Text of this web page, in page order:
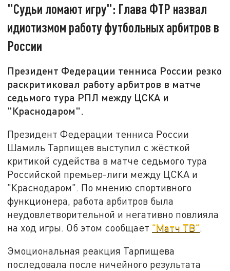
"Судьи ломают игру": Глава ФТР назвал
идиотизмом работу футбольных арбитров в
России
Президент Федерации тенниса России резко
раскритиковал работу арбитров в матче
седьмого тура РПЛ между ЦСКА и
"Краснодаром".
Президент Федерации тенниса России
Шамиль Тарпищев выступил с жёсткой
критикой судейства в матче седьмого тура
Российской премьер-лиги между ЦСКА и
"Краснодаром". По мнению спортивного
функционера, работа арбитров была
неудовлетворительной и негативно повлияла
на ход игры. Об этом сообщает "Матч ТВ".
Эмоциональная реакция Тарпищева
последовала после ничейного результата